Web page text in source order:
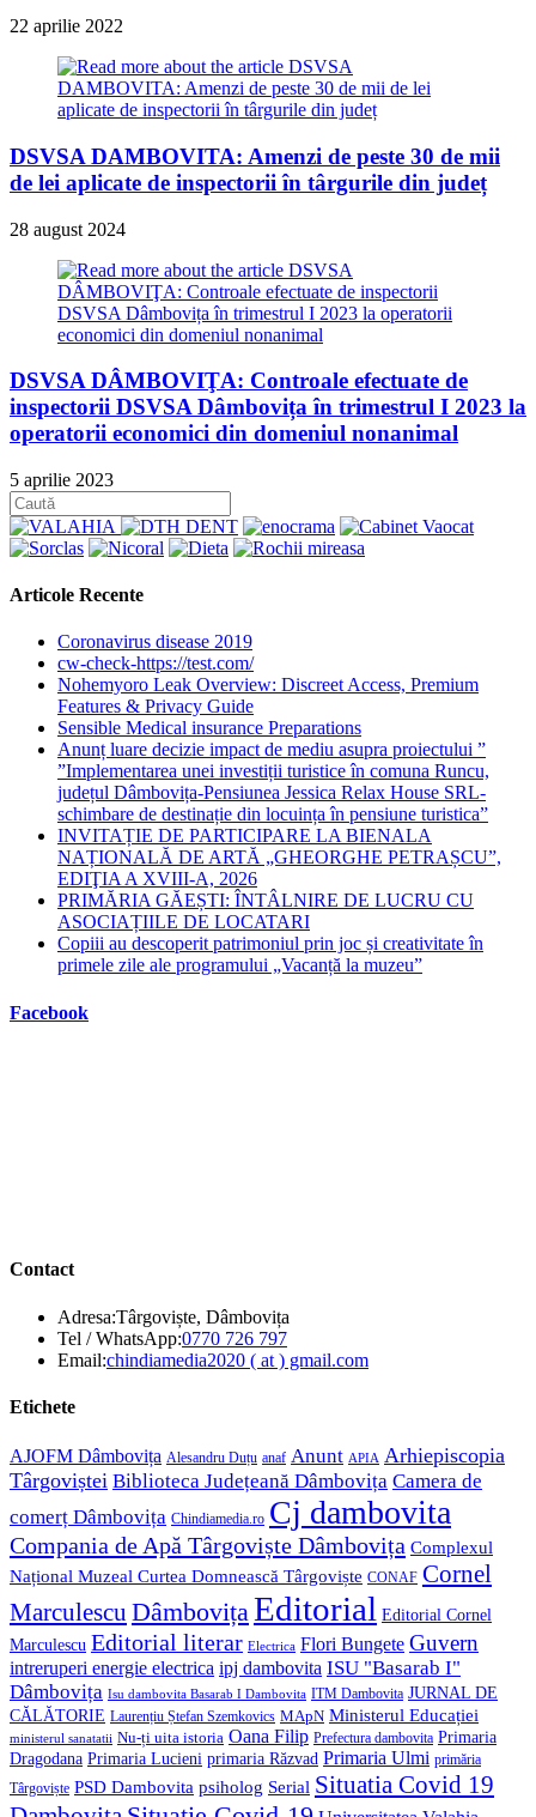
22 aprilie 2022
DSVSA DAMBOVITA: Amenzi de peste 30 de mii
de lei aplicate de inspectorii în târgurile din județ
28 august 2024
DSVSA DÂMBOVIŢA: Controale efectuate de
inspectorii DSVSA Dâmbovița în trimestrul I 2023 la
operatorii economici din domeniul nonanimal
5 aprilie 2023
Articole Recente
Coronavirus disease 2019
cw-check-https://test.com/
Nohemyoro Leak Overview: Discreet Access, Premium
Features & Privacy Guide
Sensible Medical insurance Preparations
Anunț luare decizie impact de mediu asupra proiectului ”
”Implementarea unei investiții turistice în comuna Runcu,
județul Dâmbovița-Pensiunea Jessica Relax House SRL-
schimbare de destinație din locuința în pensiune turistica”
INVITAȚIE DE PARTICIPARE LA BIENALA
NAȚIONALĂ DE ARTĂ „GHEORGHE PETRAȘCU”,
EDIŢIA A XVIII-A, 2026
PRIMĂRIA GĂEȘTI: ÎNTÂLNIRE DE LUCRU CU
ASOCIAȚIILE DE LOCATARI
Copiii au descoperit patrimoniul prin joc și creativitate în
primele zile ale programului „Vacanță la muzeu”
Facebook
Contact
Adresa:Târgoviște, Dâmbovița
Tel / WhatsApp:0770 726 797Opens
in
Email:chindiamedia2020 ( at ) gmail.comOpens
Etichete
AJOFM Dâmbovița Alesandru Duțu anaf Anunt APIA Arhiepiscopia
Târgoviștei Biblioteca Județeană Dâmbovița Camera de
comerț Dâmbovița Chindiamedia.ro Cj dambovita
Compania de Apă Târgoviște Dâmbovița Complexul
Național Muzeal Curtea Domnească Târgoviște CONAF Cornel
Marculescu DâmbovițaEditorial Editorial Cornel
Marculescu Editorial literar Electrica Flori Bungete Guvern
intreruperi energie electrica ipj dambovita ISU "Basarab I"
Dâmbovița Isu dambovita Basarab I Dambovita ITM Dambovita JURNAL DE
CĂLĂTORIE Laurențiu Ștefan Szemkovics MApN Ministerul Educației
ministerul sanatatii Nu-ți uita istoria Oana Filip Prefectura dambovita Primaria
Dragodana Primaria Lucieni primaria Răzvad Primaria Ulmi primăria
Târgoviște PSD Dambovita psiholog Serial Situatia Covid 19